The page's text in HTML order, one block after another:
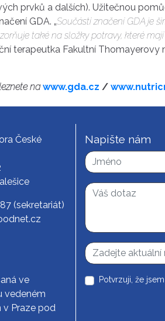
prvků a dalších). Užitečnou
GDA. „Součástí značení GDA je
také na složky potravy, které
terapeutka Fakultní
nawww.gda.cz /
České
(sekretariát)
ve
vedeném
v Praze pod
Napište nám
Potvrzuji, že